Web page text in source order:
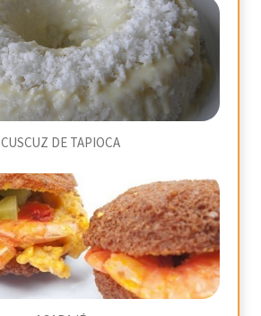
CUSCUZ DE TAPIOCA